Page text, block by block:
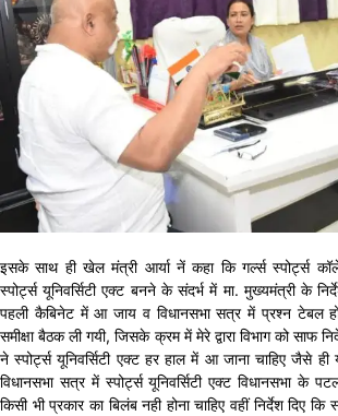
इसके साथ ही खेल मंत्री आर्या नें कहा कि गर्ल्स स्पोर्ट्स
स्पोर्ट्स यूनिवर्सिटी एक्ट बनने के संदर्भ में मा. मुख्यमंत्री के
पहली कैबिनेट में आ जाय व विधानसभा सत्र में प्रश्न टेबल
समीक्षा बैठक ली गयी, जिसके क्रम में मेरे द्वारा विभाग को साफ
ने स्पोर्ट्स यूनिवर्सिटी एक्ट हर हाल में आ जाना चाहिए जैसे
विधानसभा सत्र में स्पोर्ट्स यूनिवर्सिटी एक्ट विधानसभा के
किसी भी प्रकार का बिलंब नही होना चाहिए वहीं निर्देश दिए कि